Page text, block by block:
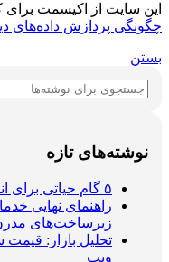
این سایت از اکیسمت
چگونگی پردازش داده‌های
بستن
نوشته‌های تازه
۵ گام حیاتی برای انتخاب و نصب تجهیزات ویپ پیشرفته
راهنمای نهایی
زیرساخت‌های
تحلیل بازار: قیمت
ویپ